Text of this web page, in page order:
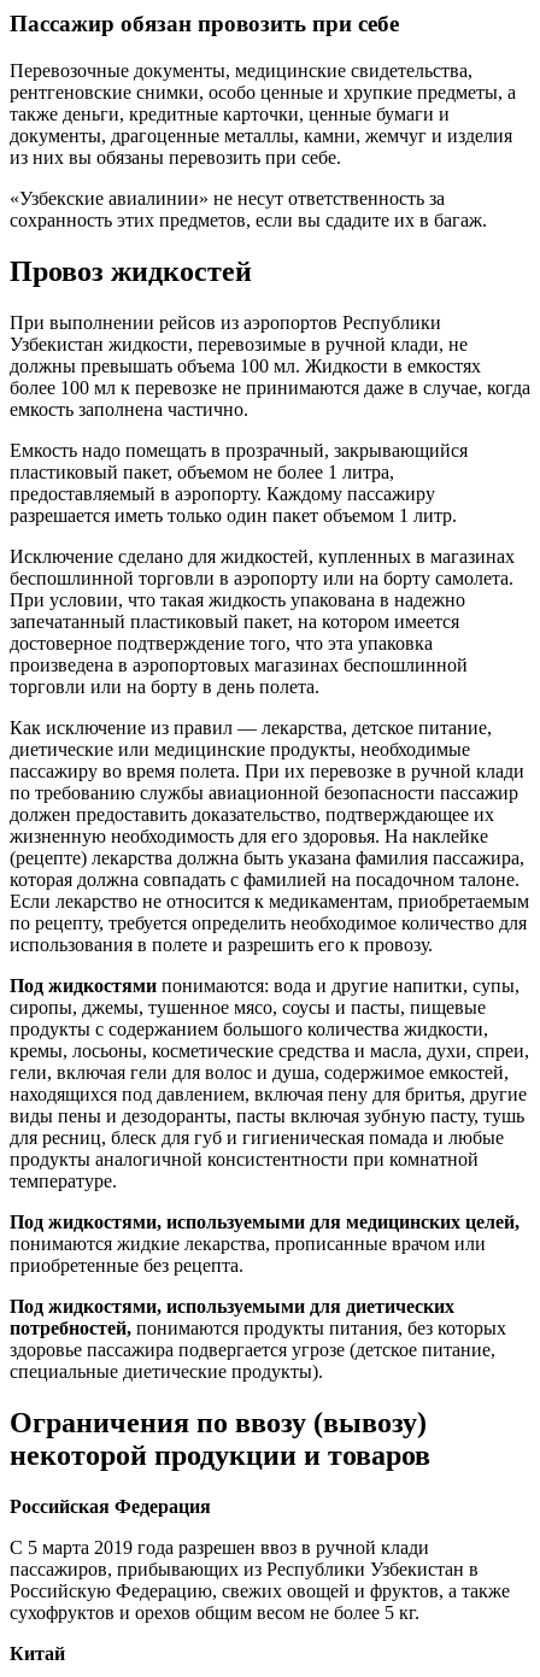
Пассажир обязан провозить при себе
Перевозочные документы, медицинские свидетельства,
рентгеновские снимки, особо ценные и хрупкие предметы, а
также деньги, кредитные карточки, ценные бумаги и
документы, драгоценные металлы, камни, жемчуг и изделия
из них вы обязаны перевозить при себе.
«Узбекские авиалинии» не несут ответственность за
сохранность этих предметов, если вы сдадите их в багаж.
Провоз жидкостей
При выполнении рейсов из аэропортов Республики
Узбекистан жидкости, перевозимые в ручной клади, не
должны превышать объема 100 мл. Жидкости в емкостях
более 100 мл к перевозке не принимаются даже в случае, когда
емкость заполнена частично.
Емкость надо помещать в прозрачный, закрывающийся
пластиковый пакет, объемом не более 1 литра,
предоставляемый в аэропорту. Каждому пассажиру
разрешается иметь только один пакет объемом 1 литр.
Исключение сделано для жидкостей, купленных в магазинах
беспошлинной торговли в аэропорту или на борту самолета.
При условии, что такая жидкость упакована в надежно
запечатанный пластиковый пакет, на котором имеется
достоверное подтверждение того, что эта упаковка
произведена в аэропортовых магазинах беспошлинной
торговли или на борту в день полета.
Как исключение из правил — лекарства, детское питание,
диетические или медицинские продукты, необходимые
пассажиру во время полета. При их перевозке в ручной клади
по требованию службы авиационной безопасности пассажир
должен предоставить доказательство, подтверждающее их
жизненную необходимость для его здоровья. На наклейке
(рецепте) лекарства должна быть указана фамилия пассажира,
которая должна совпадать с фамилией на посадочном талоне.
Если лекарство не относится к медикаментам, приобретаемым
по рецепту, требуется определить необходимое количество для
использования в полете и разрешить его к провозу.
Под жидкостями понимаются: вода и другие напитки, супы,
сиропы, джемы, тушенное мясо, соусы и пасты, пищевые
продукты с содержанием большого количества жидкости,
кремы, лосьоны, косметические средства и масла, духи, спреи,
гели, включая гели для волос и душа, содержимое емкостей,
находящихся под давлением, включая пену для бритья, другие
виды пены и дезодоранты, пасты включая зубную пасту, тушь
для ресниц, блеск для губ и гигиеническая помада и любые
продукты аналогичной консистентности при комнатной
температуре.
Под жидкостями, используемыми для медицинских целей,
понимаются жидкие лекарства, прописанные врачом или
приобретенные без рецепта.
Под жидкостями, используемыми для диетических
потребностей, понимаются продукты питания, без которых
здоровье пассажира подвергается угрозе (детское питание,
специальные диетические продукты).
Ограничения по ввозу (вывозу)
некоторой продукции и товаров
Российская Федерация
С 5 марта 2019 года разрешен ввоз в ручной клади
пассажиров, прибывающих из Республики Узбекистан в
Российскую Федерацию, свежих овощей и фруктов, а также
сухофруктов и орехов общим весом не более 5 кг.
Китай